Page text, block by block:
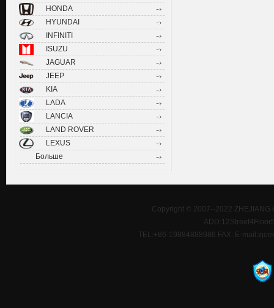
HONDA
HYUNDAI
INFINITI
ISUZU
JAGUAR
JEEP
KIA
LADA
LANCIA
LAND ROVER
LEXUS
Больше
Copyright © 2007--2022 ZHEJIANG
TEL:+86-19884888986 FAX: E-